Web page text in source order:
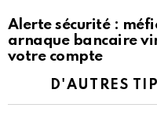
Alerte sécurité :
arnaque bancaire
votre compte
D'AUTRES